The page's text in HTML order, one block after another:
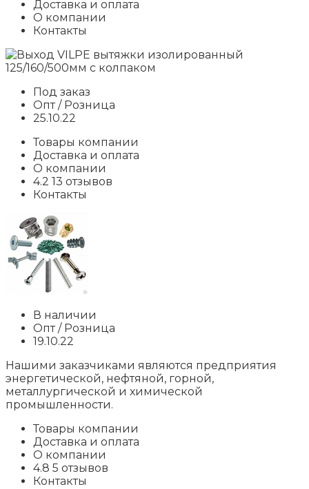
Доставка и оплата
О компании
Контакты
Под заказ
Опт / Розница
25.10.22
Товары компании
Доставка и оплата
О компании
4.2 13 отзывов
Контакты
В наличии
Опт / Розница
19.10.22
Нашими заказчиками являются предприятия
энергетической, нефтяной, горной,
металлургической и химической
промышленности.
Товары компании
Доставка и оплата
О компании
4.8 5 отзывов
Контакты